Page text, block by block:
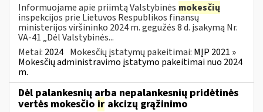
Informuojame apie priimtą Valstybinės mokesčių
inspekcijos prie Lietuvos Respublikos finansų
ministerijos viršininko 2024 m. gegužės 8 d. įsakymą Nr.
VA-41 „Dėl Valstybinės...
Metai: 2024 Mokesčių įstatymų pakeitimai: MĮP 2021 »
Mokesčių administravimo įstatymo pakeitimai nuo 2024
m.
Dėl palankesnių arba nepalankesnių pridėtinės
vertės mokesčio ir akcizų grąžinimo